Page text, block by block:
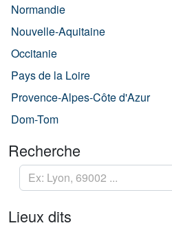
Normandie
Nouvelle-Aquitaine
Occitanie
Pays de la Loire
Provence-Alpes-Côte d'Azur
Dom-Tom
Recherche
Lieux dits